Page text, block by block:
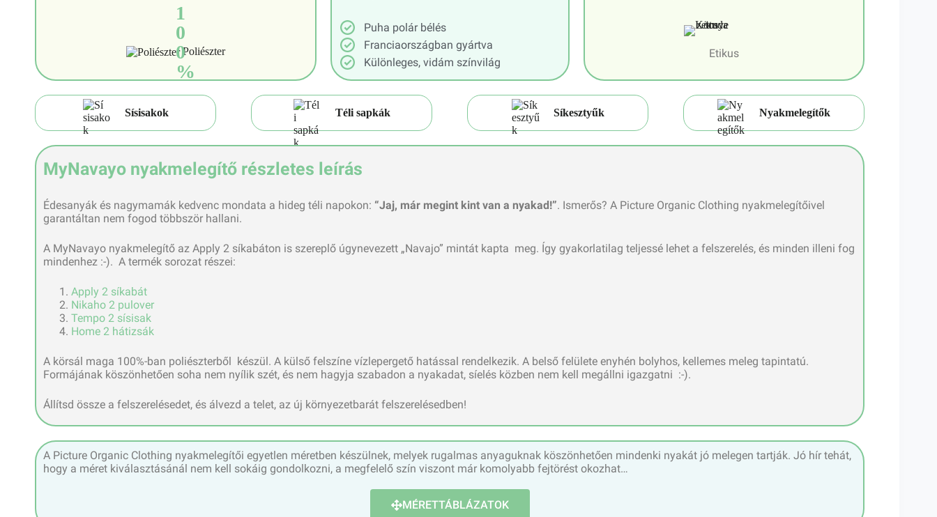
1
0
0
%
Poliészter
Puha polár bélés
Franciaországban gyártva
Különleges, vidám színvilág
Etikus
Sísisakok Téli sapkák Síkesztyűk Nyakmelegítők
MyNavayo nyakmelegítő részletes leírás
Édesanyák és nagymamák kedvenc mondata a hideg téli napokon: “Jaj, már megint kint van a nyakad!”. Ismerős? A Picture Organic Clothing nyakmelegítőivel
garantáltan nem fogod többször hallani.
A MyNavayo nyakmelegítő az Apply 2 síkabáton is szereplő úgynevezett „Navajo” mintát kapta meg. Így gyakorlatilag teljessé lehet a felszerelés, és minden illeni fog
mindenhez :-). A termék sorozat részei:
Apply 2 síkabát
Nikaho 2 pulover
Tempo 2 sísisak
Home 2 hátizsák
A körsál maga 100%-ban poliészterből készül. A külső felszíne vízlepergető hatással rendelkezik. A belső felülete enyhén bolyhos, kellemes meleg tapintatú.
Formájának köszönhetően soha nem nyílik szét, és nem hagyja szabadon a nyakadat, síelés közben nem kell megállni igazgatni :-).
Állítsd össze a felszerelésedet, és álvezd a telet, az új környezetbarát felszerelésedben!
A Picture Organic Clothing nyakmelegítői egyetlen méretben készülnek, melyek rugalmas anyaguknak köszönhetően mindenki nyakát jó melegen tartják. Jó hír tehát,
hogy a méret kiválasztásánál nem kell sokáig gondolkozni, a megfelelő szín viszont már komolyabb fejtörést okozhat…
MÉRETTÁBLÁZATOK